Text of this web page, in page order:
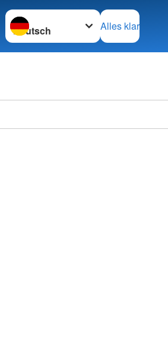
Sprache wechseln zu
Alles klar